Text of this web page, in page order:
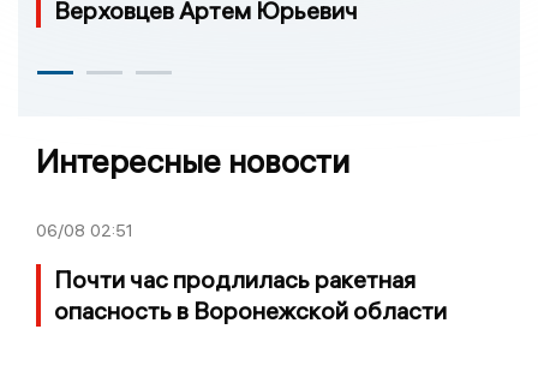
Верховцев Артем Юрьевич
Интересные новости
06/08 02:51
Почти час продлилась ракетная
опасность в Воронежской области